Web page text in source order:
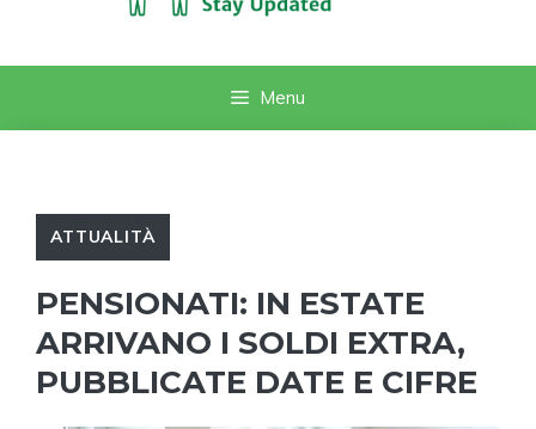
Menu
ATTUALITÀ
PENSIONATI: IN ESTATE
ARRIVANO I SOLDI EXTRA,
PUBBLICATE DATE E CIFRE